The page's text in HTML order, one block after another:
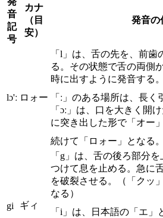
音
記
号
カナ
（目
安）
発音の
lɔ'ː ロォー
「l」は、舌の先を、前
る。その状態で舌の両側
時に出すように発音する。
「ː」のある場所は、長く
「ɔː」は、口を大きく開
に突き出した形で「オー
続けて「ロォー」となる。
gi ギィ
「g」は、舌の後ろ部分
つけて息を止める。急に
を破裂させる。（「クッ
なる）
「i」は、日本語の「エ」